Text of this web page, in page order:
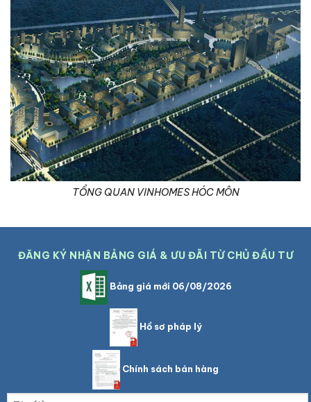
TỔNG QUAN VINHOMES HÓC MÔN
ĐĂNG KÝ NHẬN BẢNG GIÁ & ƯU ĐÃI TỪ CHỦ ĐẦU TƯ
Bảng giá mới 06/08/2026
Hồ sơ pháp lý
Chính sách bán hàng